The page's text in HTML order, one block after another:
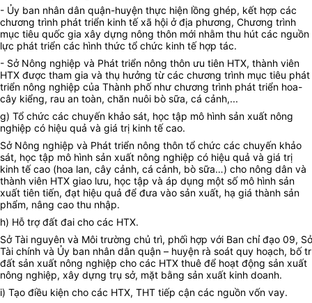
- Ủy ban nhân dân quận-huyện thực hiện lồng ghép, kết hợp các
chương trình phát triển kinh tế xã hội ở địa phương, Chương trình
mục tiêu quốc gia xây dựng nông thôn mới nhằm thu hút các nguồn
lực phát triển các hình thức tổ chức kinh tế hợp tác.
- Sở Nông nghiệp và Phát triển nông thôn ưu tiên HTX, thành viên
HTX được tham gia và thụ hưởng từ các chương trình mục tiêu phát
triển nông nghiệp của Thành phố như chương trình phát triển hoa-
cây kiểng, rau an toàn, chăn nuôi bò sữa, cá cảnh,...
g) Tổ chức các chuyến khảo sát, học tập mô hình sản xuất nông
nghiệp có hiệu quả và giá trị kinh tế cao.
Sở Nông nghiệp và Phát triển nông thôn tổ chức các chuyến khảo
sát, học tập mô hình sản xuất nông nghiệp có hiệu quả và giá trị
kinh tế cao (hoa lan, cây cảnh, cá cảnh, bò sữa…) cho nông dân và
thành viên HTX giao lưu, học tập và áp dụng một số mô hình sản
xuất tiên tiến, đạt hiệu quả để đưa vào sản xuất, hạ giá thành sản
phẩm, nâng cao thu nhập.
h) Hỗ trợ đất đai cho các HTX.
Sở Tài nguyên và Môi trường chủ trì, phối hợp với Ban chỉ đạo 09, Sở
Tài chính và Ủy ban nhân dân quận – huyện rà soát quy hoạch, bố
đất sản xuất nông nghiệp cho các HTX thuê để hoạt động sản xuất
nông nghiệp, xây dựng trụ sở, mặt bằng sản xuất kinh doanh.
i) Tạo điều kiện cho các HTX, THT tiếp cận các nguồn vốn vay.